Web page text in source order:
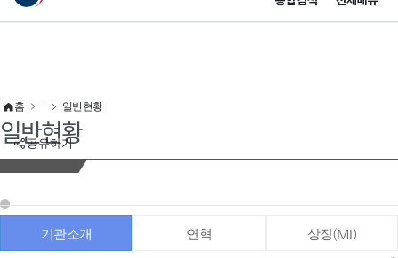
이 누리집은 대한민국 공식 전자정부 누리집입니다.
공유하기
홈 일반현황
일반현황
기관소개 연혁 상징(MI)